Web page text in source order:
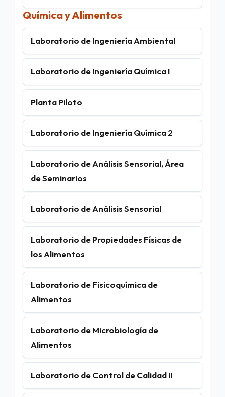
Química y Alimentos
Laboratorio de Ingeniería Ambiental
Laboratorio de Ingeniería Química I
Planta Piloto
Laboratorio de Ingeniería Química 2
Laboratorio de Análisis Sensorial, Área
de Seminarios
Laboratorio de Análisis Sensorial
Laboratorio de Propiedades Físicas de
los Alimentos
Laboratorio de Fisicoquímica de
Alimentos
Laboratorio de Microbiología de
Alimentos
Laboratorio de Control de Calidad II